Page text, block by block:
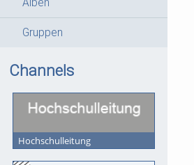
Alben
Gruppen
Channels
Hochschulleitung